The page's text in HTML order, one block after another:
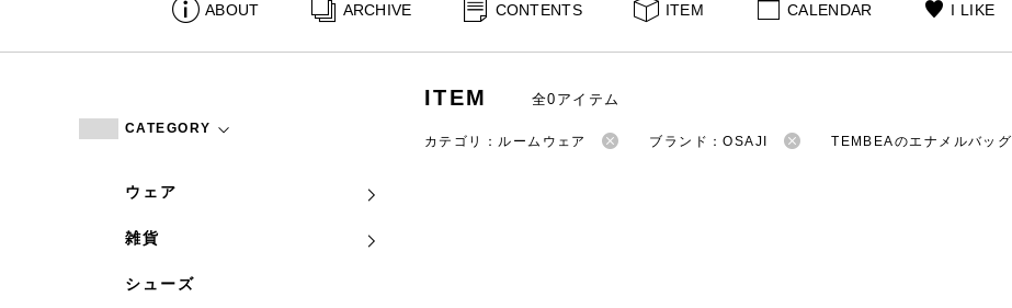
ABOUT ARCHIVE CONTENTS ITEM CALENDAR I LIKE
CATEGORY
ウェア
雑貨
シューズ
ITEM 全0アイテム
カテゴリ：ルームウェア ブランド：OSAJI TEMBEAのエナメルバッグ